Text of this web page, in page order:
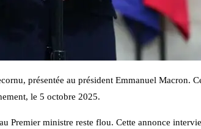
présentée au président Emmanuel Macron.
le 5 octobre 2025.
Premier ministre reste flou. Cette annonce